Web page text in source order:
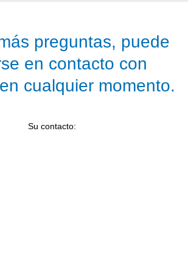
preguntas, puede
en contacto con
cualquier momento.
Su contacto: